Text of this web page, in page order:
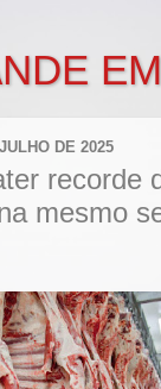
DE 2025
recorde
mesmo